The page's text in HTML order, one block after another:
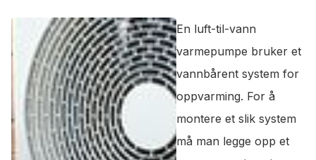
En luft-til-vann
varmepumpe bruker et
vannbårent system for
oppvarming. For å
montere et slik system
må man legge opp et